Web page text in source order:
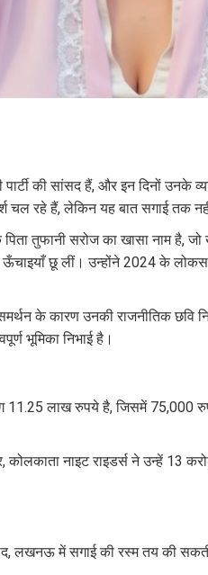
पार्टी की सांसद हैं, और इन दिनों
चल रहे हैं, लेकिन यह बात सगाई तक
तुफानी सरोज का खासा नाम है,
छू लीं। उन्होंने 2024 के
के कारण उनकी राजनीतिक छवि
भूमिका निभाई है।
11.25 लाख रुपये है, जिसमें
कोलकाता नाइट राइडर्स ने उन्हें 13
लखनऊ में सगाई की रस्म तय की